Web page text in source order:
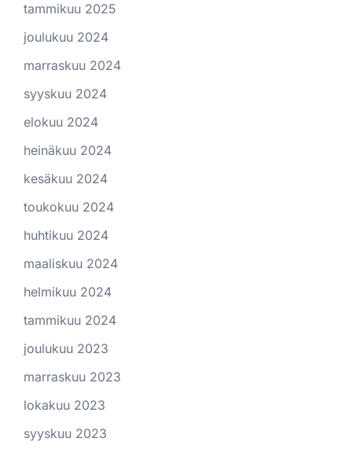
tammikuu 2025
joulukuu 2024
marraskuu 2024
syyskuu 2024
elokuu 2024
heinäkuu 2024
kesäkuu 2024
toukokuu 2024
huhtikuu 2024
maaliskuu 2024
helmikuu 2024
tammikuu 2024
joulukuu 2023
marraskuu 2023
lokakuu 2023
syyskuu 2023